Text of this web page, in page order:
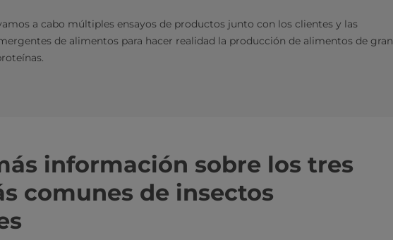
a cabo múltiples ensayos de productos junto con los clientes y las
de alimentos para hacer realidad la producción de alimentos de gran
información sobre los tres
comunes de insectos